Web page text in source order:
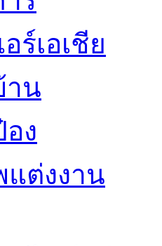
ร์เอเชีย
าน
ง
ต่งงาน